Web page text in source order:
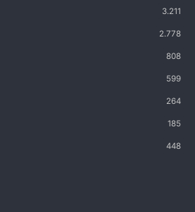
3.211
2.778
808
599
264
185
448